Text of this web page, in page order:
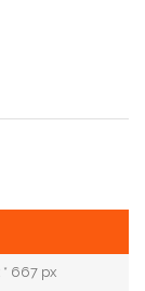
667 px